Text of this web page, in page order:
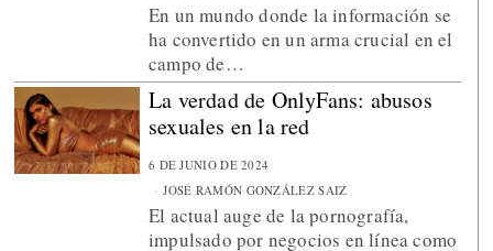
En un mundo donde la información se
ha convertido en un arma crucial en el
campo de…
La verdad de OnlyFans: abusos
sexuales en la red
6 DE JUNIO DE 2024
JOSÉ RAMÓN GONZÁLEZ SAIZ
El actual auge de la pornografía,
impulsado por negocios en línea como